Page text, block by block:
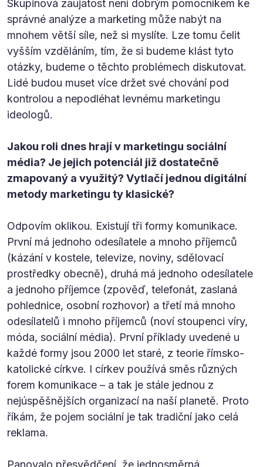
Skupinová zaujatost není dobrým pomocníkem ke
správné analýze a marketing může nabýt na
mnohem větší síle, než si myslíte. Lze tomu čelit
vyšším vzděláním, tím, že si budeme klást tyto
otázky, budeme o těchto problémech diskutovat.
Lidé budou muset více držet své chování pod
kontrolou a nepodléhat levnému marketingu
ideologů.
Jakou roli dnes hrají v marketingu sociální
média? Je jejich potenciál již dostatečně
zmapovaný a využitý? Vytlačí jednou digitální
metody marketingu ty klasické?
Odpovím oklikou. Existují tři formy komunikace.
První má jednoho odesílatele a mnoho příjemců
(kázání v kostele, televize, noviny, sdělovací
prostředky obecně), druhá má jednoho odesílatele
a jednoho příjemce (zpověď, telefonát, zaslaná
pohlednice, osobní rozhovor) a třetí má mnoho
odesílatelů i mnoho příjemců (noví stoupenci víry,
móda, sociální média). První příklady uvedené u
každé formy jsou 2000 let staré, z teorie římsko-
katolické církve. I církev používá směs různých
forem komunikace – a tak je stále jednou z
nejúspěšnějších organizací na naší planetě. Proto
říkám, že pojem sociální je tak tradiční jako celá
reklama.
Panovalo přesvědčení, že jednosměrná